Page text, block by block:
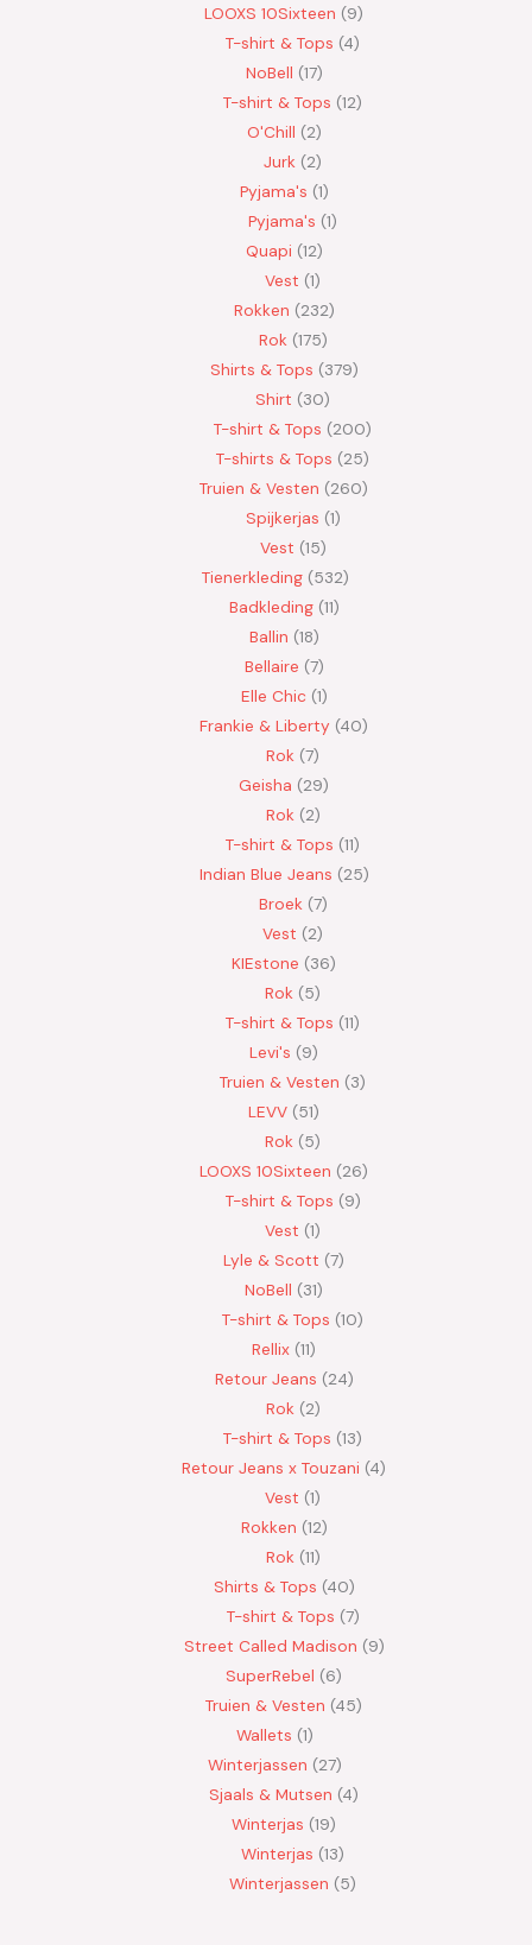
LOOXS 10Sixteen
9
T-shirt & Tops 4
NoBell 17
T-shirt & Tops 12
O'Chill 2
Jurk 2
Pyjama's 1
Pyjama's 1
Quapi 12
Vest 1
Rokken 232
Rok 175
Shirts & Tops 379
Shirt
30
T-shirt & Tops
200
T-shirts & Tops
25
Truien & Vesten
260
Spijkerjas 1
Vest 15
Tienerkleding 532
Badkleding 11
Ballin 18
Bellaire 7
Elle Chic 1
Frankie & Liberty 40
Rok 7
Geisha
29
Rok 2
T-shirt & Tops 11
Indian Blue Jeans 25
Broek 7
Vest
2
KIEstone
36
Rok 5
T-shirt & Tops 11
Levi's
9
Truien & Vesten
3
LEVV 51
Rok 5
LOOXS 10Sixteen
26
T-shirt & Tops 9
Vest 1
Lyle & Scott 7
NoBell
31
T-shirt & Tops 10
Rellix 11
Retour Jeans 24
Rok 2
T-shirt & Tops 13
Retour Jeans x Touzani 4
Vest 1
Rokken 12
Rok 11
Shirts & Tops 40
T-shirt & Tops 7
Street Called Madison 9
SuperRebel
6
Truien & Vesten 45
Wallets 1
Winterjassen
27
Sjaals & Mutsen 4
Winterjas 19
Winterjas 13
Winterjassen
5